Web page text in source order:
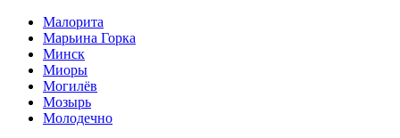
Малорита
Марьина Горка
Минск
Миоры
Могилёв
Мозырь
Молодечно